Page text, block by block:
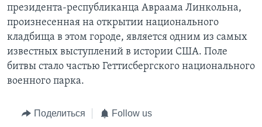
президента-республиканца Авраама Линкольна,
произнесенная на открытии национального
кладбища в этом городе, является одним из самых
известных выступлений в истории США. Поле
битвы стало частью Геттисбергского национального
военного парка.
Поделиться Follow us